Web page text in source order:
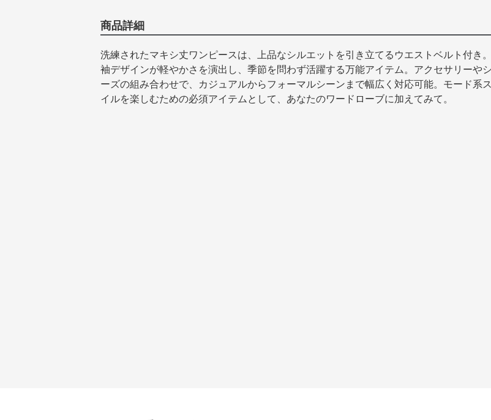
商品詳細
洗練されたマキシ丈ワンピースは、上品なシルエットを引き立てるウエストベルト付き
袖デザインが軽やかさを演出し、季節を問わず活躍する万能アイテム。アクセサリーやシ
ーズの組み合わせで、カジュアルからフォーマルシーンまで幅広く対応可能。モード系
イルを楽しむための必須アイテムとして、あなたのワードローブに加えてみて。